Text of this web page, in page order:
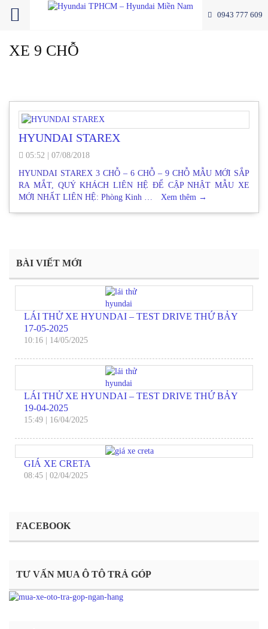
0943 777 609
XE 9 CHỖ
HYUNDAI STAREX
05:52
07/08/2018
HYUNDAI STAREX 3 CHỖ – 6 CHỖ – 9 CHỖ MẪU MỚI SẮP
RA MẮT, QUÝ KHÁCH LIÊN HỆ ĐỂ CẬP NHẬT MẪU XE
MỚI NHẤT LIÊN HỆ: Phòng Kinh …
Xem thêm →
BÀI VIẾT MỚI
LÁI THỬ XE HYUNDAI – TEST DRIVE THỨ BẢY
17-05-2025
10:16 14/05/2025
LÁI THỬ XE HYUNDAI – TEST DRIVE THỨ BẢY
19-04-2025
15:49 16/04/2025
GIÁ XE CRETA
08:45 02/04/2025
FACEBOOK
TƯ VẤN MUA Ô TÔ TRẢ GÓP